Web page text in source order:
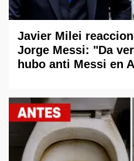
Javier Milei
Jorge Messi: "Da
hubo anti Messi en